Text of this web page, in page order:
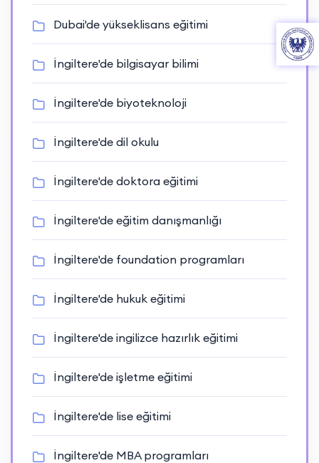
Dubai'de yükseklisans eğitimi
İngiltere'de bilgisayar bilimi
İngiltere'de biyoteknoloji
İngiltere'de dil okulu
İngiltere'de doktora eğitimi
İngiltere'de eğitim danışmanlığı
İngiltere'de foundation programları
İngiltere'de hukuk eğitimi
İngiltere'de ingilizce hazırlık eğitimi
İngiltere'de işletme eğitimi
İngiltere'de lise eğitimi
İngiltere'de MBA programları